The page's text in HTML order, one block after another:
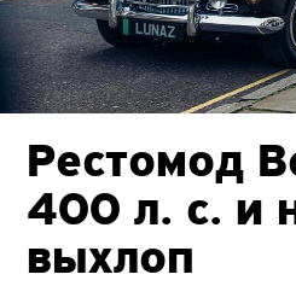
Рестомод
400 л. с. и
выхлоп